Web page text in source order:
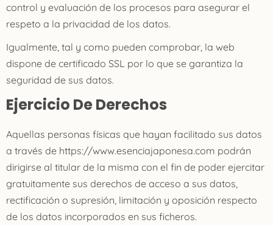
control y evaluación de los procesos para asegurar el
respeto a la privacidad de los datos.
Igualmente, tal y como pueden comprobar, la web
dispone de certificado SSL por lo que se garantiza la
seguridad de sus datos.
Ejercicio De Derechos
Aquellas personas físicas que hayan facilitado sus datos
a través de https://www.esenciajaponesa.com podrán
dirigirse al titular de la misma con el fin de poder ejercitar
gratuitamente sus derechos de acceso a sus datos,
rectificación o supresión, limitación y oposición respecto
de los datos incorporados en sus ficheros.